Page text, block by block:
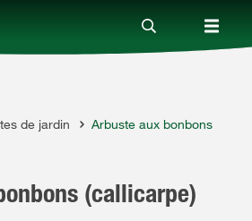
de jardin Arbuste aux bonbons
(callicarpe)